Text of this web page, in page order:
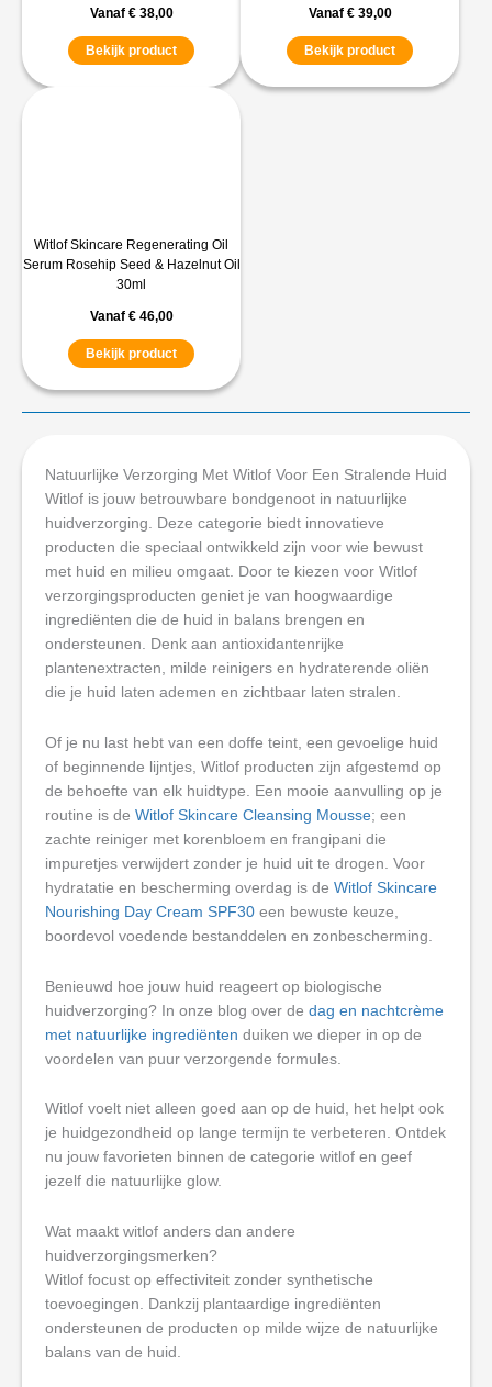
Vanaf €38,00
Bekijk product
Vanaf €39,00
Bekijk product
Witlof Skincare Regenerating Oil
Serum Rosehip Seed & Hazelnut Oil
30ml
Vanaf €46,00
Bekijk product
Natuurlijke Verzorging Met Witlof Voor Een Stralende Huid
Witlof is jouw betrouwbare bondgenoot in natuurlijke
huidverzorging. Deze categorie biedt innovatieve
producten die speciaal ontwikkeld zijn voor wie bewust
met huid en milieu omgaat. Door te kiezen voor Witlof
verzorgingsproducten geniet je van hoogwaardige
ingrediënten die de huid in balans brengen en
ondersteunen. Denk aan antioxidantenrijke
plantenextracten, milde reinigers en hydraterende oliën
die je huid laten ademen en zichtbaar laten stralen.
Of je nu last hebt van een doffe teint, een gevoelige huid
of beginnende lijntjes, Witlof producten zijn afgestemd op
de behoefte van elk huidtype. Een mooie aanvulling op je
routine is de Witlof Skincare Cleansing Mousse; een
zachte reiniger met korenbloem en frangipani die
impuretjes verwijdert zonder je huid uit te drogen. Voor
hydratatie en bescherming overdag is de Witlof Skincare
Nourishing Day Cream SPF30 een bewuste keuze,
boordevol voedende bestanddelen en zonbescherming.
Benieuwd hoe jouw huid reageert op biologische
huidverzorging? In onze blog over de dag en nachtcrème
met natuurlijke ingrediënten duiken we dieper in op de
voordelen van puur verzorgende formules.
Witlof voelt niet alleen goed aan op de huid, het helpt ook
je huidgezondheid op lange termijn te verbeteren. Ontdek
nu jouw favorieten binnen de categorie witlof en geef
jezelf die natuurlijke glow.
Wat maakt witlof anders dan andere
huidverzorgingsmerken?
Witlof focust op effectiviteit zonder synthetische
toevoegingen. Dankzij plantaardige ingrediënten
ondersteunen de producten op milde wijze de natuurlijke
balans van de huid.